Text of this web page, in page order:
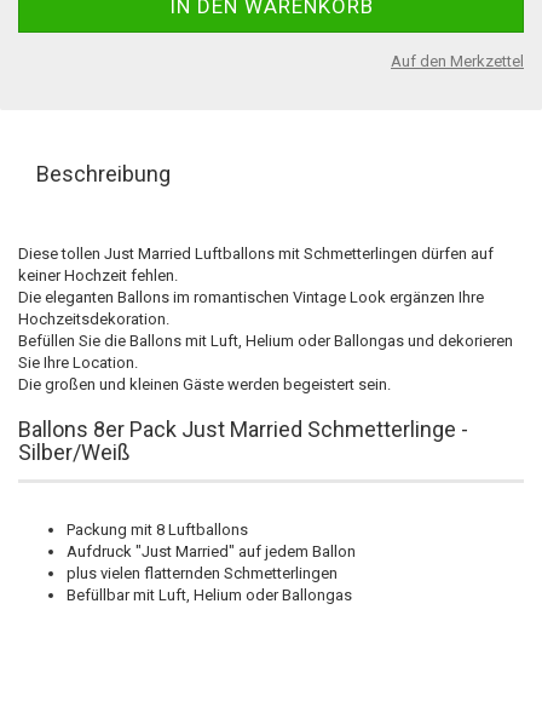
Auf den Merkzettel
Beschreibung
Diese tollen Just Married Luftballons mit Schmetterlingen dürfen auf
keiner Hochzeit fehlen.
Die eleganten Ballons im romantischen Vintage Look ergänzen Ihre
Hochzeitsdekoration.
Befüllen Sie die Ballons mit Luft, Helium oder Ballongas und dekorieren
Sie Ihre Location.
Die großen und kleinen Gäste werden begeistert sein.
Ballons 8er Pack Just Married Schmetterlinge -
Silber/Weiß
Packung mit 8 Luftballons
Aufdruck "Just Married" auf jedem Ballon
plus vielen flatternden Schmetterlingen
Befüllbar mit Luft, Helium oder Ballongas